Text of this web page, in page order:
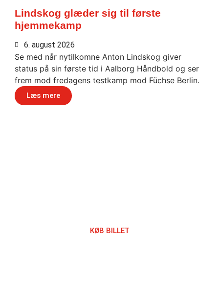
Lindskog glæder sig til første
hjemmekamp
6. august 2026
Se med når nytilkomne Anton Lindskog giver
status på sin første tid i Aalborg Håndbold og ser
frem mod fredagens testkamp mod Füchse Berlin.
Læs mere
KØB BILLET